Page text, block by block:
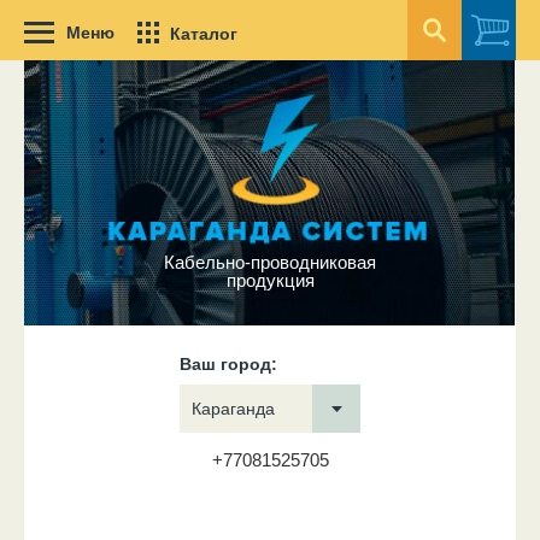
Меню Каталог
Кабельно-проводниковая
продукция
Ваш город:
Караганда
+77081525705